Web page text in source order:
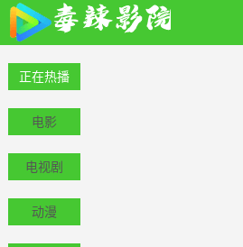
正在热播
电影
电视剧
动漫